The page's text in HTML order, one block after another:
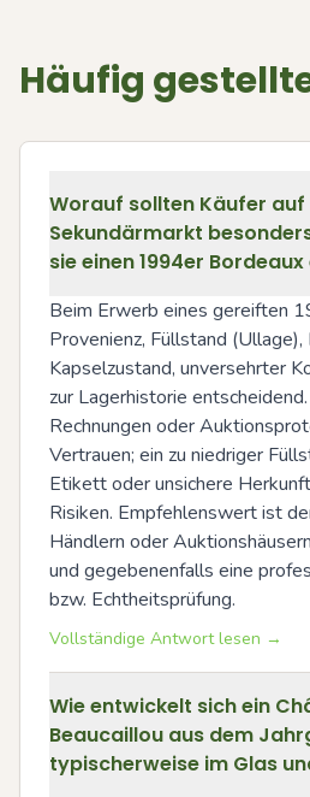
Häufig
Worauf sollten Käufer auf
Sekundärmarkt
sie einen 1994er
Beim Erwerb eines gereiften
Provenienz, Füllstand
Kapselzustand, unversehrter
zur Lagerhistorie
Rechnungen oder
Vertrauen; ein zu niedriger
Etikett oder unsichere
Risiken. Empfehlenswert ist
Händlern oder
und gegebenenfalls eine
bzw. Echtheitsprüfung.
Vollständige Antwort lesen →
Wie entwickelt sich ein
Beaucaillou aus dem
typischerweise im Glas